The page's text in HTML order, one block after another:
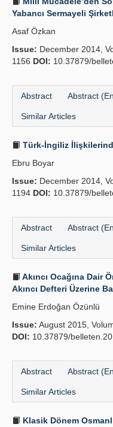
Yabancı Sermayeli
Asaf Özkan
Issue: December 2014,
1156 DOI: 10.37879/
Abstract Abstract
Similar Articles
Türk-İngiliz
Ebru Boyar
Issue: December 2014,
1194 DOI: 10.37879/
Abstract Abstract
Similar Articles
Akıncı Ocağına Dair
Akıncı Defteri Üzerine
Emine Erdoğan Özünlü
Issue: August 2015,
DOI: 10.37879/
Abstract Abstract
Similar Articles
Klasik Dönem